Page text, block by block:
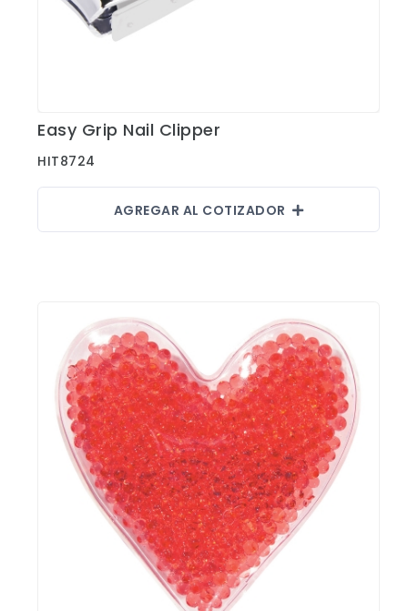
Ver Detalles
Easy Grip Nail Clipper
HIT8724
AGREGAR AL COTIZADOR